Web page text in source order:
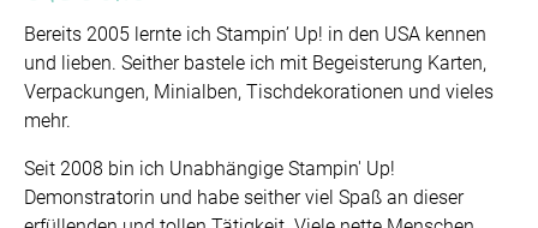
Bereits 2005 lernte ich Stampin’ Up! in den USA kennen
und lieben. Seither bastele ich mit Begeisterung Karten,
Verpackungen, Minialben, Tischdekorationen und vieles
mehr.
Seit 2008 bin ich Unabhängige Stampin' Up!
Demonstratorin und habe seither viel Spaß an dieser